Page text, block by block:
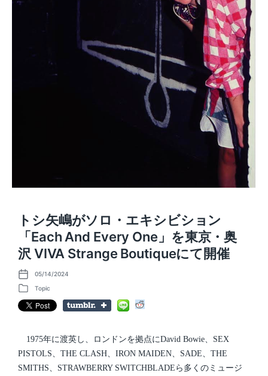
トシ矢嶋がソロ・エキシビション
「Each And Every One」を東京・奥
沢 VIVA Strange Boutiqueにて開催
P
o
t
d
05/14/2024
P
o
s
n
Topic
1975年に渡英し、ロンドンを拠点にDavid Bowie、SEX
PISTOLS、THE CLASH、IRON MAIDEN、SADE、THE
SMITHS、STRAWBERRY SWITCHBLADEら多くのミュージ